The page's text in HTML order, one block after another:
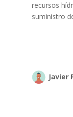
recursos
suministro
Javier